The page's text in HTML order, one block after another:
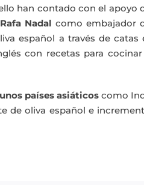
han contado con el apoyo
Nadal como embajador
español a través de catas
con recetas para cocinar
países asiáticos como
de oliva español e